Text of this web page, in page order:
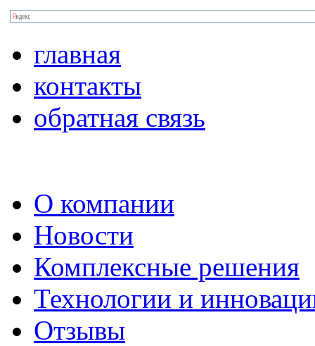
главная
контакты
обратная связь
О компании
Новости
Комплексные решения
Технологии и
Отзывы